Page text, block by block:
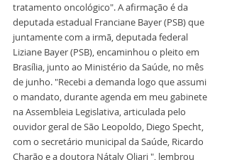
tratamento oncológico". A afirmação é da
deputada estadual Franciane Bayer (PSB) que
juntamente com a irmã, deputada federal
Liziane Bayer (PSB), encaminhou o pleito em
Brasília, junto ao Ministério da Saúde, no mês
de junho. "Recebi a demanda logo que assumi
o mandato, durante agenda em meu gabinete
na Assembleia Legislativa, articulada pelo
ouvidor geral de São Leopoldo, Diego Specht,
com o secretário municipal da Saúde, Ricardo
Charão e a doutora Nátaly Oliari ", lembrou